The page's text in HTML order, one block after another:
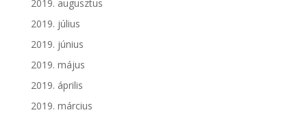
2019. augusztus
2019. július
2019. június
2019. május
2019. április
2019. március